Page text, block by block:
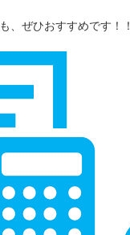
、ぜひおすすめです！！